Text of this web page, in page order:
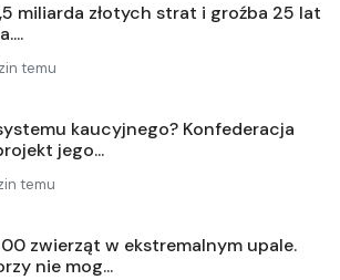
miliarda złotych strat i groźba 25 lat
temu
kaucyjnego? Konfederacja
jego...
temu
zwierząt w ekstremalnym upale.
nie mog...